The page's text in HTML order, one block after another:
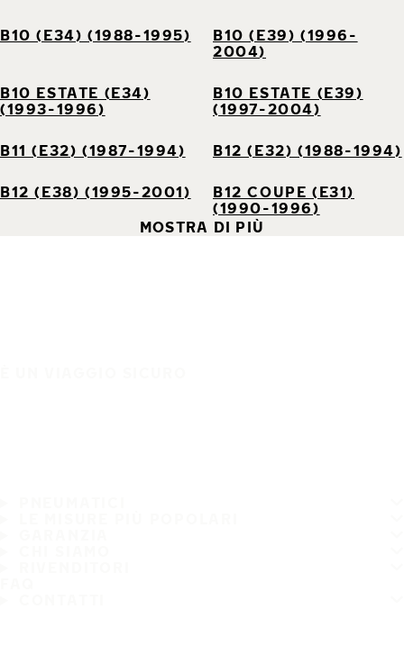
B10 (E34) (1988-1995)
B10 (E39) (1996-
2004)
B10 ESTATE (E34)
(1993-1996)
B10 ESTATE (E39)
(1997-2004)
B11 (E32) (1987-1994) B12 (E32) (1988-1994)
B12 (E38) (1995-2001)
B12 COUPE (E31)
(1990-1996)
MOSTRA DI PIÙ